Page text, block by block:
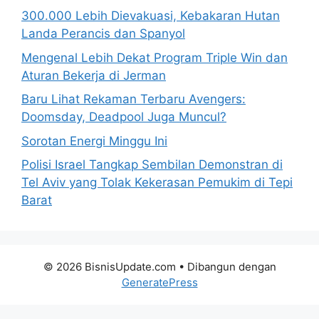
300.000 Lebih Dievakuasi, Kebakaran Hutan
Landa Perancis dan Spanyol
Mengenal Lebih Dekat Program Triple Win dan
Aturan Bekerja di Jerman
Baru Lihat Rekaman Terbaru Avengers:
Doomsday, Deadpool Juga Muncul?
Sorotan Energi Minggu Ini
Polisi Israel Tangkap Sembilan Demonstran di
Tel Aviv yang Tolak Kekerasan Pemukim di Tepi
Barat
© 2026 BisnisUpdate.com • Dibangun dengan
GeneratePress